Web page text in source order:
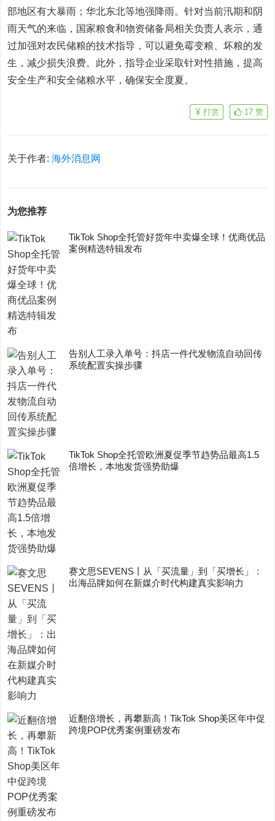
部地区有大暴雨；华北东北等地强降雨。针对当前汛期和阴
雨天气的来临，国家粮食和物资储备局相关负责人表示，通
过加强对农民储粮的技术指导，可以避免霉变粮、坏粮的发
生，减少损失浪费。此外，指导企业采取针对性措施，提高
安全生产和安全储粮水平，确保安全度夏。
17 赞
打赏
关于作者:海外消息网
为您推荐
TikTok Shop全托管好货年中卖爆全球！优商优品
案例精选特辑发布
告别人工录入单号：抖店一件代发物流自动回传
系统配置实操步骤
TikTok Shop全托管欧洲夏促季节趋势品最高1.5
倍增长，本地发货强势助爆
赛文思SEVENS丨从「买流量」到「买增长」：
出海品牌如何在新媒介时代构建真实影响力
近翻倍增长，再攀新高！TikTok Shop美区年中促
跨境POP优秀案例重磅发布